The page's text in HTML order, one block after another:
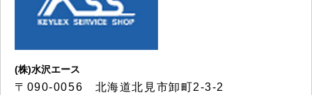
(株)水沢エース
〒090-0056 北海道北見市卸町2-3-2